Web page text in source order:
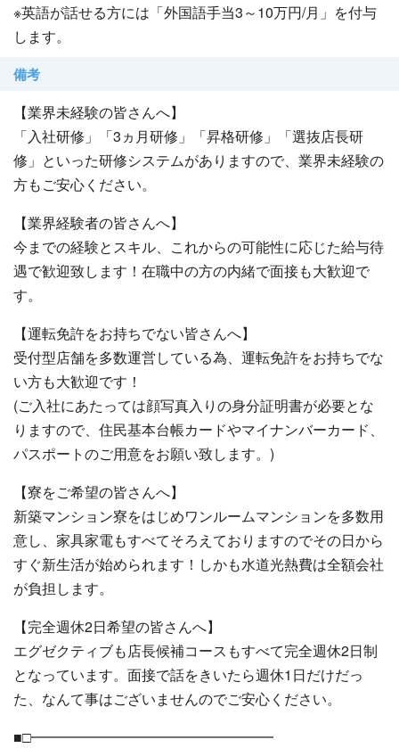
※英語が話せる方には「外国語手当3～10万円/月」を付与
します。
備考
【業界未経験の皆さんへ】
「入社研修」「3ヵ月研修」「昇格研修」「選抜店長研
修」といった研修システムがありますので、業界未経験の
方もご安心ください。
【業界経験者の皆さんへ】
今までの経験とスキル、これからの可能性に応じた給与待
遇で歓迎致します！在職中の方の内緒で面接も大歓迎で
す。
【運転免許をお持ちでない皆さんへ】
受付型店舗を多数運営している為、運転免許をお持ちでな
い方も大歓迎です！
(ご入社にあたっては顔写真入りの身分証明書が必要とな
りますので、住民基本台帳カードやマイナンバーカード、
パスポートのご用意をお願い致します。)
【寮をご希望の皆さんへ】
新築マンション寮をはじめワンルームマンションを多数用
意し、家具家電もすべてそろえておりますのでその日から
すぐ新生活が始められます！しかも水道光熱費は全額会社
が負担します。
【完全週休2日希望の皆さんへ】
エグゼクティブも店長候補コースもすべて完全週休2日制
となっています。面接で話をきいたら週休1日だけだっ
た、なんて事はございませんのでご安心ください。
■□━━━━━━━━━━━━━━━━━